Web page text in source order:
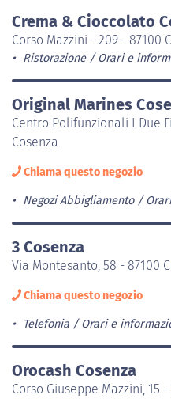
Crema & Cioccolato
Corso Mazzini - 209 - 87100
Ristorazione Orari e
Original Marines
Centro Polifunzionali I Due
Cosenza
Chiama questo negozio
Negozi Abbigliamento
3 Cosenza
Via Montesanto, 58 - 87100
Chiama questo negozio
Telefonia Orari e
Orocash Cosenza
Corso Giuseppe Mazzini, 15 -